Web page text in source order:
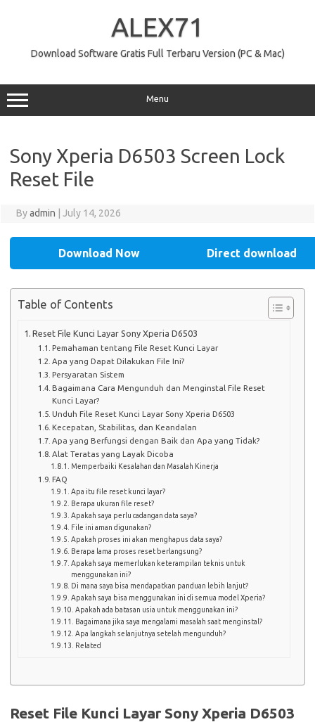
ALEX71
Download Software Gratis Full Terbaru Version (PC & Mac)
Menu
Sony Xperia D6503 Screen Lock
Reset File
Byadmin July 14, 2026
Download Now Direct download
Table of Contents
Reset File Kunci Layar Sony Xperia D6503
Pemahaman tentang File Reset Kunci Layar
Apa yang Dapat Dilakukan File Ini?
Persyaratan Sistem
Bagaimana Cara Mengunduh dan Menginstal File Reset
Kunci Layar?
Unduh File Reset Kunci Layar Sony Xperia D6503
Kecepatan, Stabilitas, dan Keandalan
Apa yang Berfungsi dengan Baik dan Apa yang Tidak?
Alat Teratas yang Layak Dicoba
Memperbaiki Kesalahan dan Masalah Kinerja
FAQ
Apa itu file reset kunci layar?
Berapa ukuran file reset?
Apakah saya perlu cadangan data saya?
File ini aman digunakan?
Apakah proses ini akan menghapus data saya?
Berapa lama proses reset berlangsung?
Apakah saya memerlukan keterampilan teknis untuk
menggunakan ini?
Di mana saya bisa mendapatkan panduan lebih lanjut?
Apakah saya bisa menggunakan ini di semua model Xperia?
Apakah ada batasan usia untuk menggunakan ini?
Bagaimana jika saya mengalami masalah saat menginstal?
Apa langkah selanjutnya setelah mengunduh?
Related
Reset File Kunci Layar Sony Xperia D6503